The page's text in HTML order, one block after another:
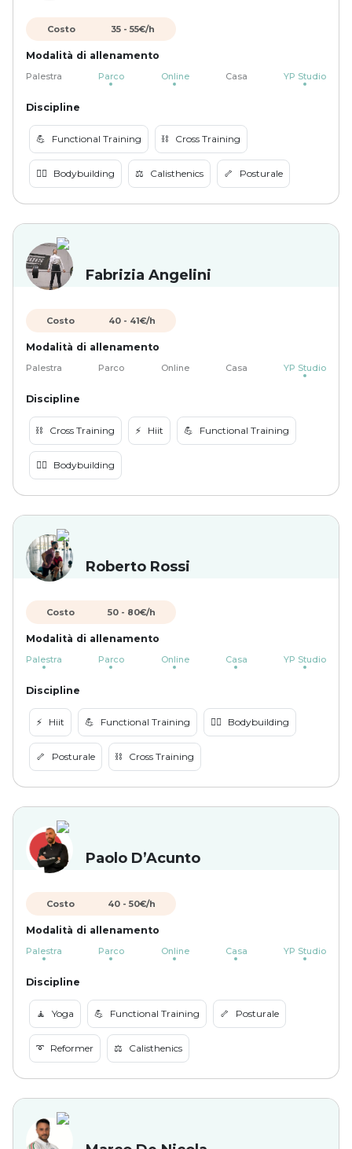
Costo 35- 55€/h
Modalità di allenamento
Palestra Parco Online Casa YP Studio
Discipline
💪 Functional Training ⛓️ Cross Training
🏋️‍♀️ Bodybuilding ⚖️ Calisthenics 🦴 Posturale
Fabrizia Angelini
Costo 40- 41€/h
Modalità di allenamento
Palestra Parco Online Casa YP Studio
Discipline
⛓️ Cross Training ⚡️ Hiit 💪 Functional Training
🏋️‍♀️ Bodybuilding
Roberto Rossi
Costo 50 - 80€/h
Modalità di allenamento
Palestra Parco Online Casa YP Studio
Discipline
⚡️ Hiit 💪 Functional Training 🏋️‍♀️ Bodybuilding
🦴 Posturale ⛓️ Cross Training
Paolo D’Acunto
Costo 40 - 50€/h
Modalità di allenamento
Palestra Parco Online Casa YP Studio
Discipline
🧘 Yoga 💪 Functional Training 🦴 Posturale
➰ Reformer ⚖️ Calisthenics